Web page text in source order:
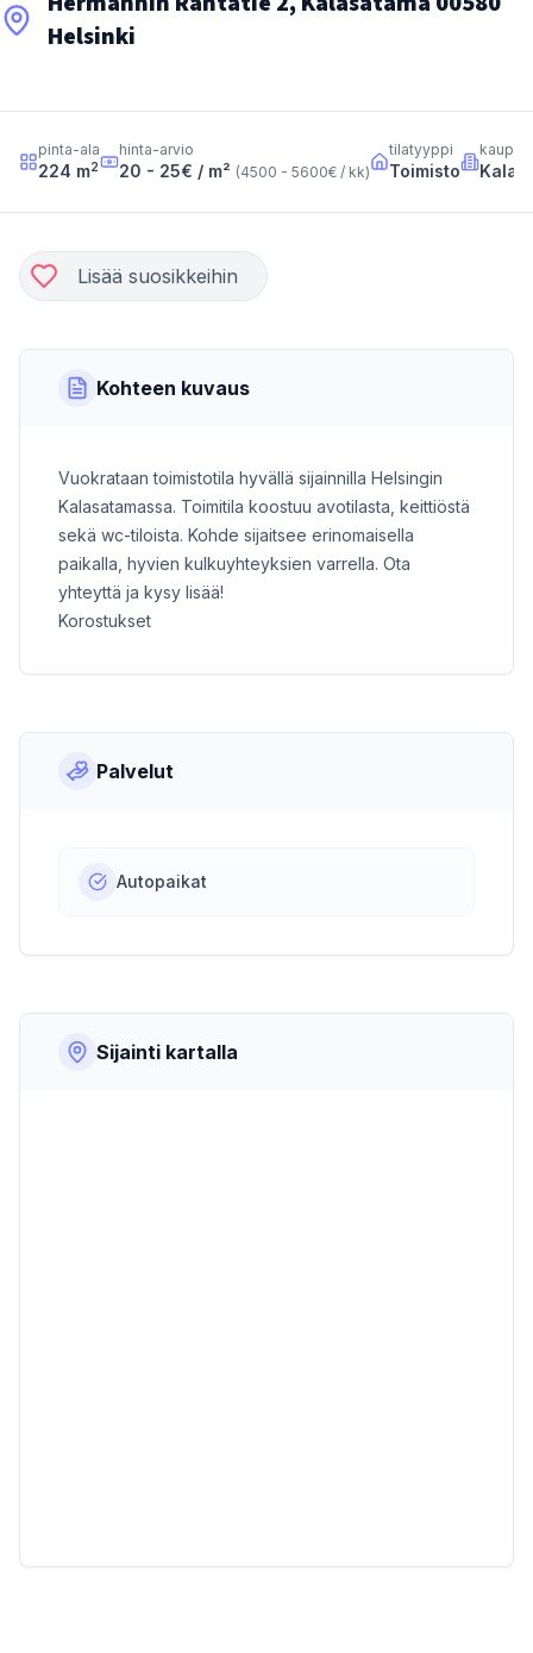
Helsinki
pinta-ala
224 m2
hinta-arvio
20 - 25€ / m² (4500 - 5600€ / kk)
tilatyyppi
Toimisto
Lisää suosikkeihin
Kohteen kuvaus
Vuokrataan toimistotila hyvällä sijainnilla Helsingin
Kalasatamassa. Toimitila koostuu avotilasta, keittiöstä
sekä wc-tiloista. Kohde sijaitsee erinomaisella
paikalla, hyvien kulkuyhteyksien varrella. Ota
yhteyttä ja kysy lisää!
Korostukset
Palvelut
Autopaikat
Sijainti kartalla